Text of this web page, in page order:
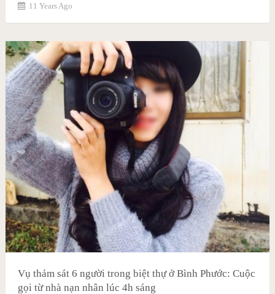
11 Years Ago
Vụ thảm sát 6 người trong biệt thự ở Bình Phước: Cuộc
gọi từ nhà nạn nhân lúc 4h sáng